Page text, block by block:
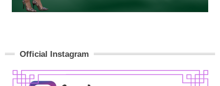
Official Instagram